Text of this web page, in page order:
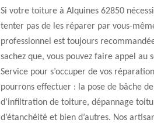
Si votre toiture à Alquines 62850
tenter pas de les réparer par vous-
professionnel est toujours
sachez que, vous pouvez faire appel au
Service pour s’occuper de vos
pourrons effectuer : la pose de bâche
d’infiltration de toiture, dépannage
d’étanchéité et bien d’autres. Nos